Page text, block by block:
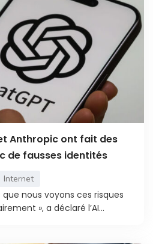
et Anthropic ont fait des
de fausses identités
Internet
que nous voyons ces risques
», a déclaré l’AI...